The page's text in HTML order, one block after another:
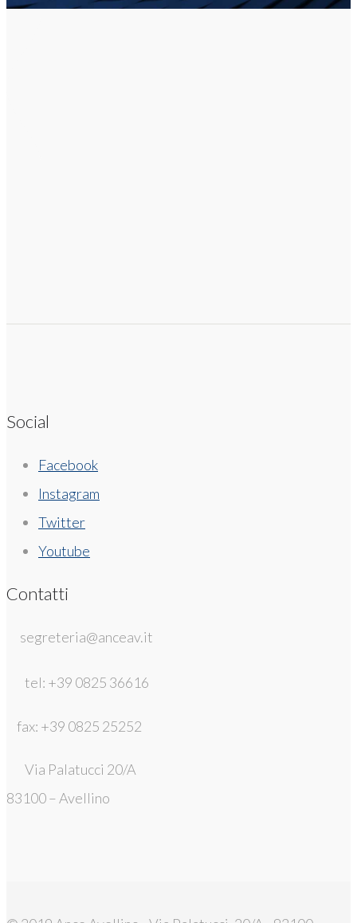
Social
Facebook
Instagram
Twitter
Youtube
Contatti
segreteria@anceav.it
tel: +39 0825 36616
fax: +39 0825 25252
Via Palatucci 20/A
83100 – Avellino